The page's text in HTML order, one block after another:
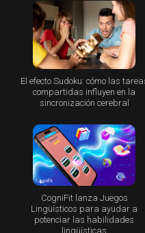
El efecto Sudoku: cómo las
compartidas influyen en la
sincronización cerebral
CogniFit lanza Juegos
Lingüísticos para ayudar a
potenciar las habilidades
lingüísticas